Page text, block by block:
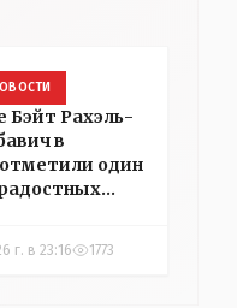
Бэйт Рахэль-
в
один
г. в 23:16 1773